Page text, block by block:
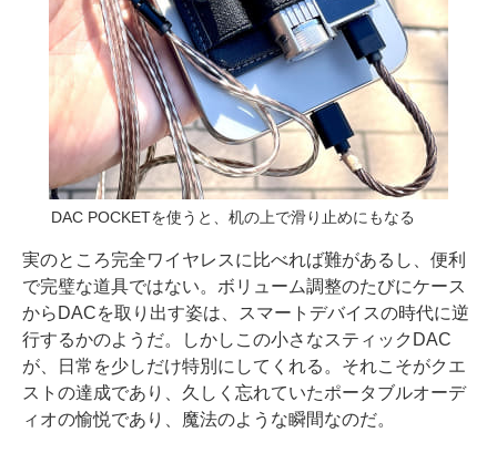
DAC POCKETを使うと、机の上で滑り止めにもなる
実のところ完全ワイヤレスに比べれば難があるし、便利
で完璧な道具ではない。ボリューム調整のたびにケース
からDACを取り出す姿は、スマートデバイスの時代に逆
行するかのようだ。しかしこの小さなスティックDAC
が、日常を少しだけ特別にしてくれる。それこそがクエ
ストの達成であり、久しく忘れていたポータブルオーデ
ィオの愉悦であり、魔法のような瞬間なのだ。